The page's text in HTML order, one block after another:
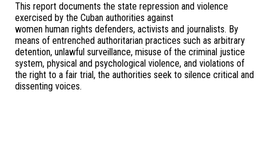
This report documents the state repression and violence
exercised by the Cuban authorities against
women human rights defenders, activists and journalists. By
means of entrenched authoritarian practices such as arbitrary
detention, unlawful surveillance, misuse of the criminal justice
system, physical and psychological violence, and violations of
the right to a fair trial, the authorities seek to silence critical and
dissenting voices.